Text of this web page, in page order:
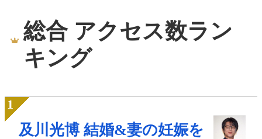
総合 アクセス数ラン
キング
及川光博 結婚&妻の妊娠を